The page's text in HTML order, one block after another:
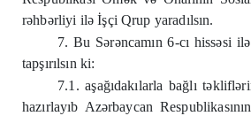
rəhbərliyi ilə İşçi Qrup yaradılsın.
7. Bu Sərəncamın 6-cı hissəsi
tapşırılsın ki:
7.1. aşağıdakılarla bağlı
hazırlayıb Azərbaycan